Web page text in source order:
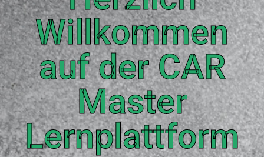
Willkommen
auf der CAR
Master
Lernplattform